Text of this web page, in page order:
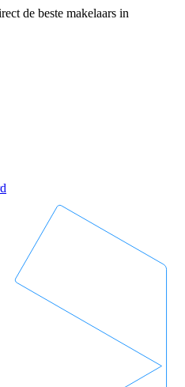
de beste makelaars in